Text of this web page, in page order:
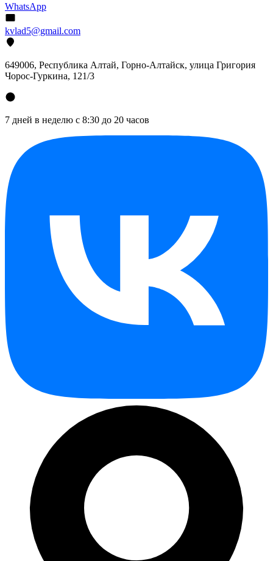
WhatsApp
kvlad5@gmail.com
649006, Республика Алтай, Горно-Алтайск, улица Григория
Чорос-Гуркина, 121/3
7 дней в неделю с 8:30 до 20 часов